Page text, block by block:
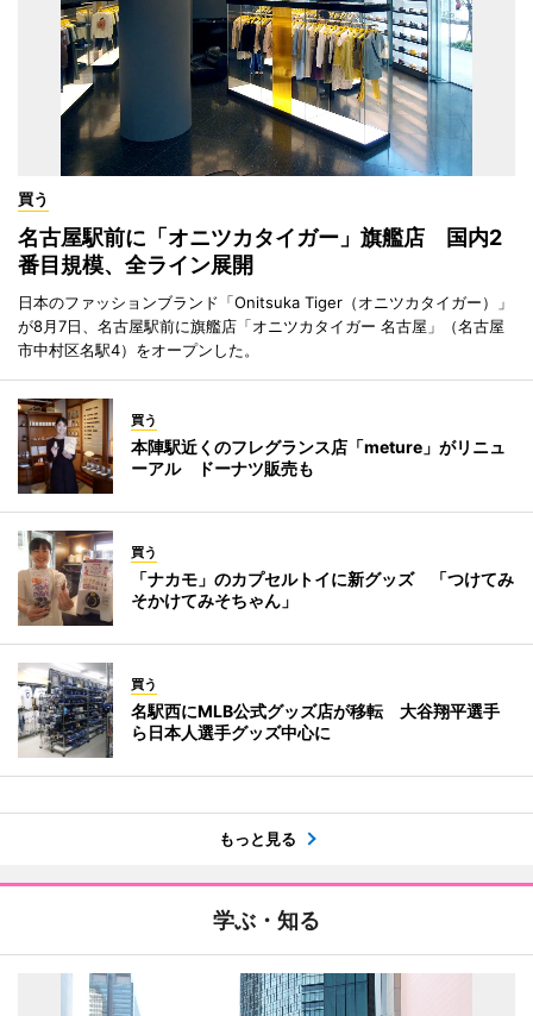
買う
名古屋駅前に「オニツカタイガー」旗艦店 国内2
番目規模、全ライン展開
日本のファッションブランド「Onitsuka Tiger（オニツカタイガー）」
が8月7日、名古屋駅前に旗艦店「オニツカタイガー 名古屋」（名古屋
市中村区名駅4）をオープンした。
買う
本陣駅近くのフレグランス店「meture」がリニュ
ーアル ドーナツ販売も
買う
「ナカモ」のカプセルトイに新グッズ 「つけてみ
そかけてみそちゃん」
買う
名駅西にMLB公式グッズ店が移転 大谷翔平選手
ら日本人選手グッズ中心に
もっと見る
学ぶ・知る